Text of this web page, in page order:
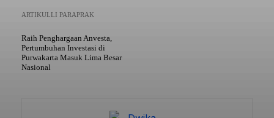
ARTIKULLI PARAPRAK
Raih Penghargaan Anvesta,
Pertumbuhan Investasi di
Purwakarta Masuk Lima Besar
Nasional